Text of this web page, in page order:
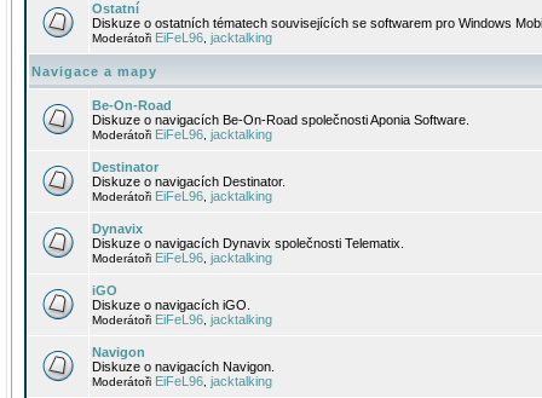
Ostatní
Diskuze o ostatních tématech souvisejících se softwarem pro Windows
Moderátoři EiFeL96 jacktalking
Navigace a mapy
Be-On-Road
Diskuze o navigacích Be-On-Road společnosti Aponia Software.
Moderátoři EiFeL96 jacktalking
Destinator
Diskuze o navigacích Destinator.
Moderátoři EiFeL96 jacktalking
Dynavix
Diskuze o navigacích Dynavix společnosti Telematix.
Moderátoři EiFeL96 jacktalking
iGO
Diskuze o navigacích iGO.
Moderátoři EiFeL96 jacktalking
Navigon
Diskuze o navigacích Navigon.
Moderátoři EiFeL96 jacktalking